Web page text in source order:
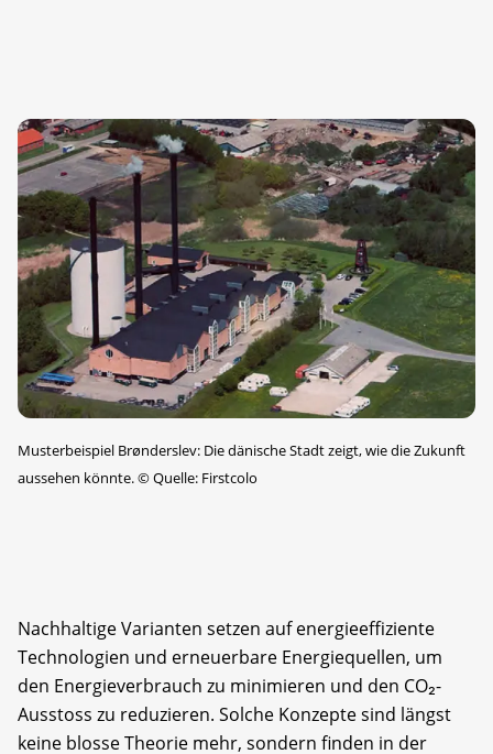
Musterbeispiel Brønderslev: Die dänische Stadt zeigt, wie die Zukunft
aussehen könnte.©Quelle: Firstcolo
Nachhaltige Varianten setzen auf energieeffiziente
Technologien und erneuerbare Energiequellen, um
den Energieverbrauch zu minimieren und den CO₂-
Ausstoss zu reduzieren. Solche Konzepte sind längst
keine blosse Theorie mehr, sondern finden in der